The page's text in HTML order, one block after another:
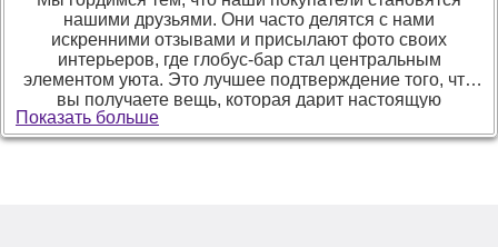
нашими друзьями. Они часто делятся с нами
искренними отзывами и присылают фото своих
интерьеров, где глобус-бар стал центральным
элементом уюта. Это лучшее подтверждение того, что
вы получаете вещь, которая дарит настоящую
эстетическую радость.
Показать больше